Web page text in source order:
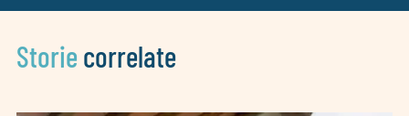
Storie correlate